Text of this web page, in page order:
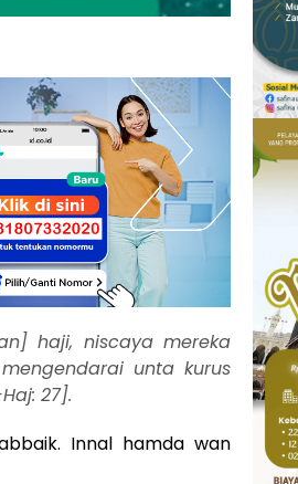
haji, niscaya mereka
unta kurus
27].
Innal hamda wan